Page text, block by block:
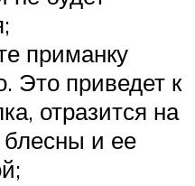
приманку
Это приведет к
отразится на
и ее